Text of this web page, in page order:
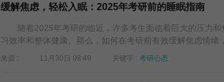
缓解焦虑，轻松入眠：2025年考研前的睡眠指南
随着2025年考研的临近，许多考生面临着巨大的压力和
习效率和整体健康。那么，如何在考研前有效缓解焦虑情绪
来源 : 11月30日 08:49 关键字 : 考研心态